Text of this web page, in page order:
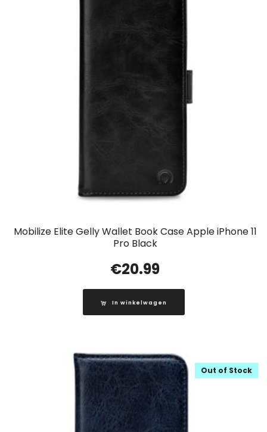
Mobilize Elite Gelly Wallet Book Case Apple iPhone 11
Pro Black
€20.99
In winkelwagen
Out of Stock